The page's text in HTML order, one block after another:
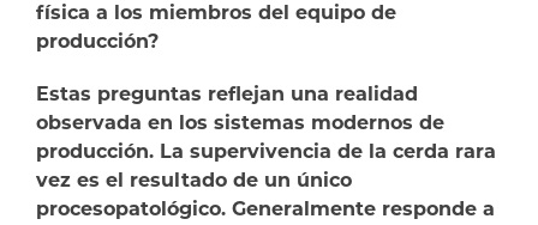
física a los miembros del equipo de
producción?
Estas preguntas reflejan una realidad
observada en los sistemas modernos de
producción. La supervivencia de la cerda rara
vez es el resultado de un único
procesopatológico. Generalmente responde a